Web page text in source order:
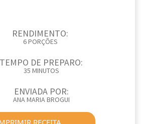
RENDIMENTO:
6 PORÇÕES
TEMPO DE PREPARO:
35 MINUTOS
ENVIADA POR:
ANA MARIA BROGUI
RECEITA